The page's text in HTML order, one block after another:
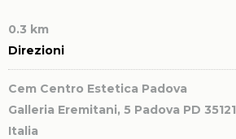
0.3 km
Direzioni
Cem Centro Estetica Padova
Galleria Eremitani, 5 Padova PD 35121
Italia